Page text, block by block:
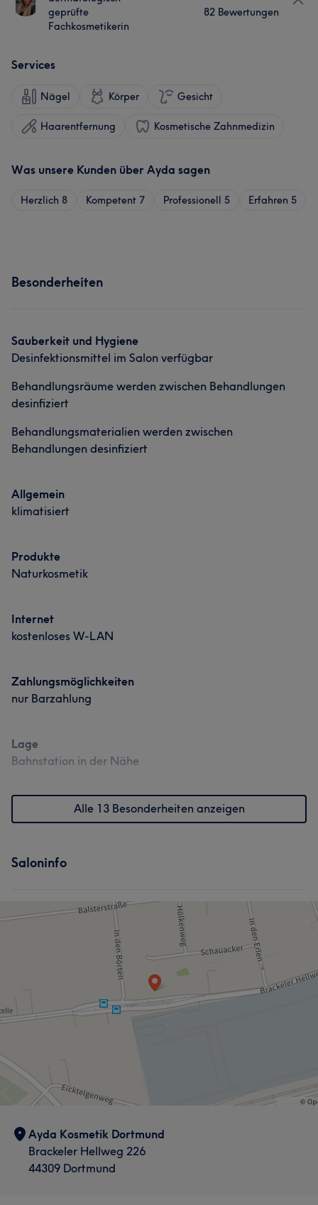
geprüfte
Fachkosmetikerin
82 Bewertungen
Services
Nägel Körper Gesicht
Haarentfernung Kosmetische Zahnmedizin
Was unsere Kunden über Ayda sagen
Herzlich 8 Kompetent 7 Professionell 5 Erfahren 5
Besonderheiten
Sauberkeit und Hygiene
Desinfektionsmittel im Salon verfügbar
Behandlungsräume werden zwischen Behandlungen
desinfiziert
Behandlungsmaterialien werden zwischen
Behandlungen desinfiziert
Allgemein
klimatisiert
Produkte
Naturkosmetik
Internet
kostenloses W-LAN
Zahlungsmöglichkeiten
nur Barzahlung
Lage
Bahnstation in der Nähe
Alle 13 Besonderheiten anzeigen
Saloninfo
Ayda Kosmetik Dortmund
Brackeler Hellweg 226
44309 Dortmund